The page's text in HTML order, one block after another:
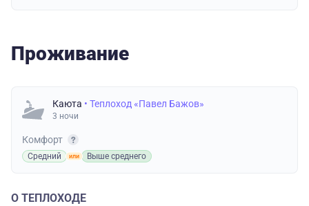
Проживание
Каюта • Теплоход «Павел Бажов»
3 ночи
Комфорт
Средний Выше среднего
О ТЕПЛОХОДЕ